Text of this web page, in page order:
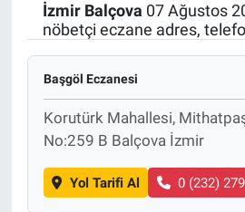
İzmir Balçova 07 Ağustos
nöbetçi eczane adres,
Başgöl Eczanesi
Korutürk Mahallesi,
No:259 B Balçova İzmir
Yol Tarifi Al 0 (232)